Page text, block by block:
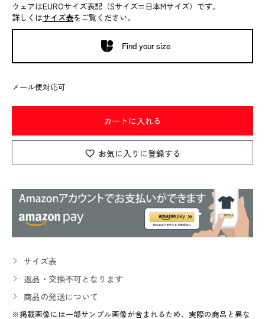
ウェアはEUROサイズ表記（Sサイズ=日本Mサイズ）です。
詳しくはサイズ表をご覧ください。
Find your size
メール便対応可
カートに入れる
お気に入りに登録する
サイズ表
返品・交換不可となります
商品の発送について
※掲載画像には一部サンプル画像が含まれるため、実際の商品と異な